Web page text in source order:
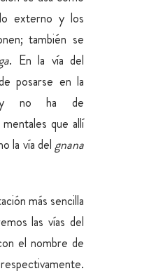
externo y los
también se
. En la vía del
posarse en la
y no ha de
que allí
la vía delgnana
más sencilla
las vías del
el nombre de